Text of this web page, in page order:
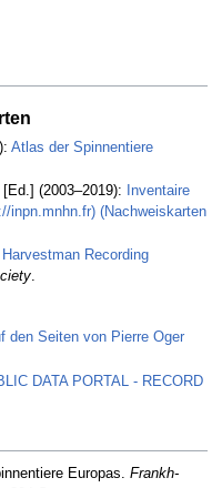
Atlas der Spinnentiere
[Ed.] (2003–2019):
Inventaire
inpn.mnhn.fr) (Nachweiskarten
Recording
.
den Seiten von Pierre Oger
DATA PORTAL - RECORD
Europas. Frankh-